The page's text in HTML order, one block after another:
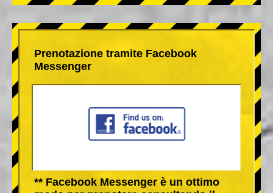
Prenotazione tramite Facebook
Messenger
** Facebook Messenger è un ottimo